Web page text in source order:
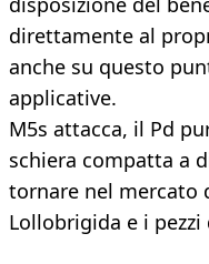
direttamente al
anche su questo
applicative.
M5s attacca, il Pd
schiera compatta a
tornare nel mercato
Lollobrigida e i pezzi